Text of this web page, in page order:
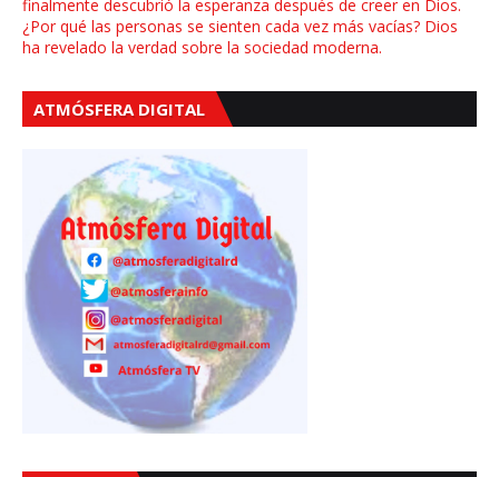
finalmente descubrió la esperanza después de creer en Dios.
¿Por qué las personas se sienten cada vez más vacías? Dios
ha revelado la verdad sobre la sociedad moderna.
ATMÓSFERA DIGITAL